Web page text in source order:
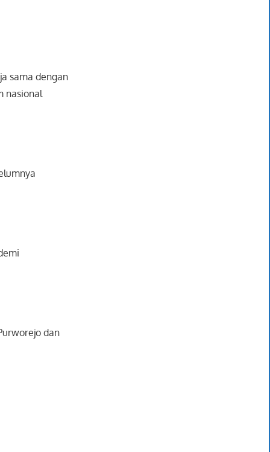
sama dengan
nasional
dan